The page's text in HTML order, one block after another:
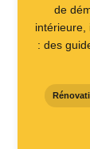
de
: des